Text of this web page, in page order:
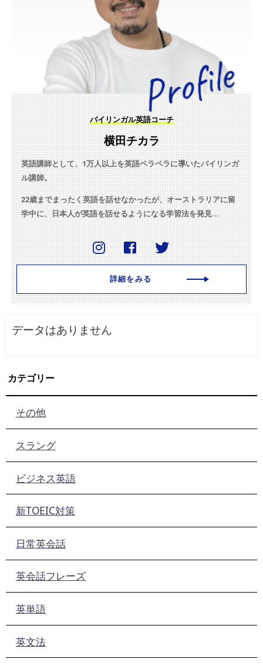
バイリンガル英語コーチ
横田チカラ
英語講師として、1万人以上を英語ペラペラに導いたバイリンガ
ル講師。
22歳までまったく英語を話せなかったが、オーストラリアに留
学中に、日本人が英語を話せるようになる学習法を発見...
詳細をみる
データはありません
カテゴリー
その他
スラング
ビジネス英語
新TOEIC対策
日常英会話
英会話フレーズ
英単語
英文法